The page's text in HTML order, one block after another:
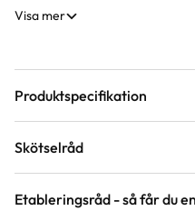
Visa mer
Produktspecifikation
Krukstorlek
Skötselråd
Läge Sol till halvskugga
Etableringsråd - så får du